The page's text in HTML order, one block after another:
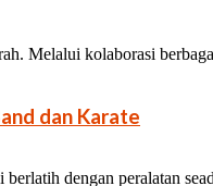
Melalui kolaborasi
dan Karate
dengan peralatan